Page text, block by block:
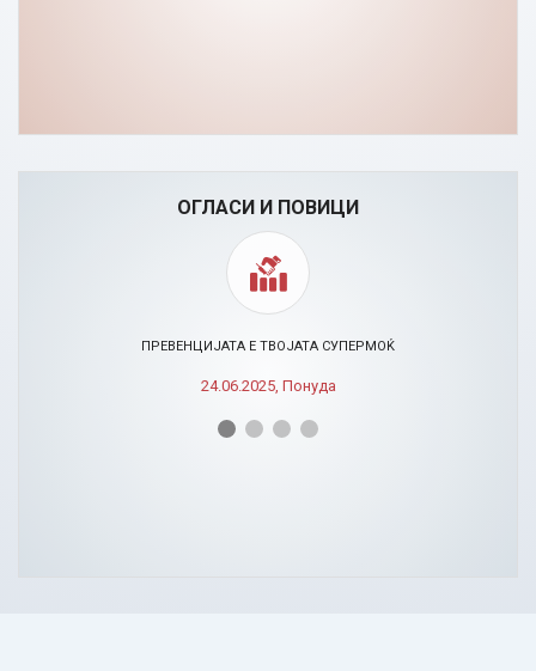
ОГЛАСИ И ПОВИЦИ
ПРЕВЕНЦИЈАТА Е ТВОЈАТА СУПЕРМОЌ
24.06.2025, Понуда